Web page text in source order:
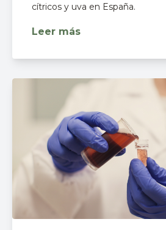
cítricos y uva en España.
Leer más